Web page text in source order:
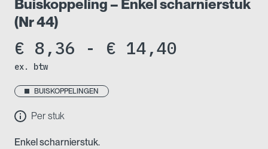
Buiskoppeling – Enkel scharnierstuk
(Nr 44)
€ 8,36 - € 14,40
ex. btw
BUISKOPPELINGEN
Per stuk
Enkel scharnierstuk.